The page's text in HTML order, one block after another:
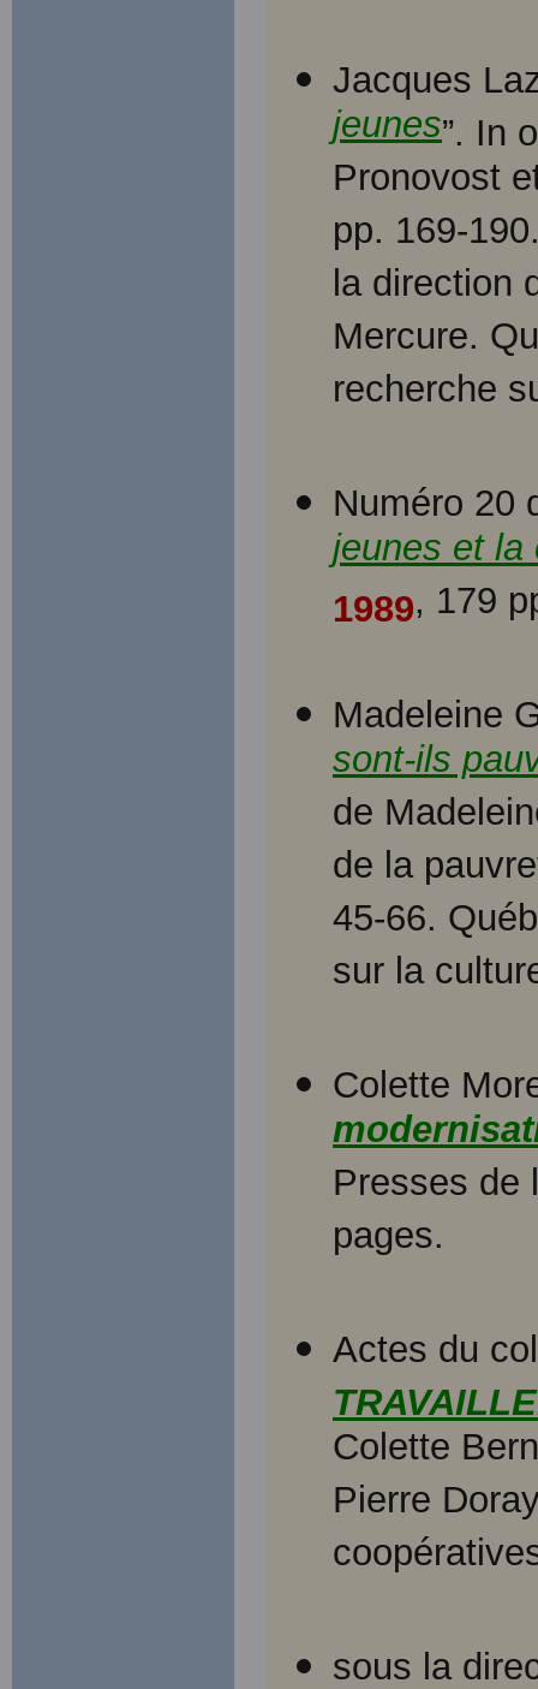
Jacques
jeunes”. In
Pronovost
pp. 169-
la direction
Mercure.
recherche
Numéro 20
jeunes et la
1989, 179
Madeleine
sont-ils
de
de la
45-66.
sur la
Colette
Presses de
pages.
Actes du
Colette
Pierre
sous la